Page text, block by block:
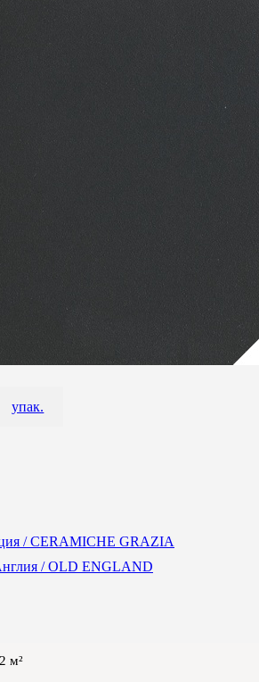
упак.
/ CERAMICHE GRAZIA
/ OLD ENGLAND
м²